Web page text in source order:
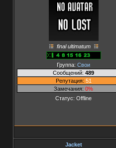
final ultimatum
Группа: Свои
Сообщений: 489
Репутация: 51
Замечания: 0%
Статус: Offline
Jacket